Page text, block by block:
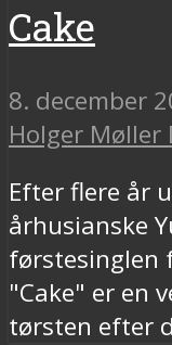
Cake
8. december
Holger Møller
Efter flere år
århusianske
førstesinglen
"Cake" er en
tørsten efter